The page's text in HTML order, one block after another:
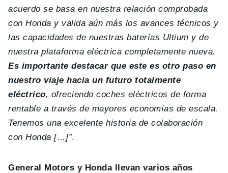
acuerdo se basa en nuestra relación comprobada
con Honda y valida aún más los avances técnicos y
las capacidades de nuestras baterías Ultium y de
nuestra plataforma eléctrica completamente nueva.
Es importante destacar que este es otro paso en
nuestro viaje hacia un futuro totalmente
eléctrico, ofreciendo coches eléctricos de forma
rentable a través de mayores economías de escala.
Tenemos una excelente historia de colaboración
con Honda […]”.
General Motors y Honda llevan varios años